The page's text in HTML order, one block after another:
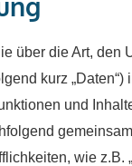
über die Art, den
kurz
und
wie z.B.